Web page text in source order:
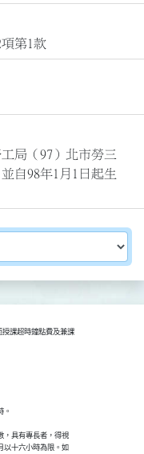
第1款
局（97）北市勞三
自98年1月1日起生
課超時鐘點費及兼課
。
，具有專長者，得視
以十六小時為限。如